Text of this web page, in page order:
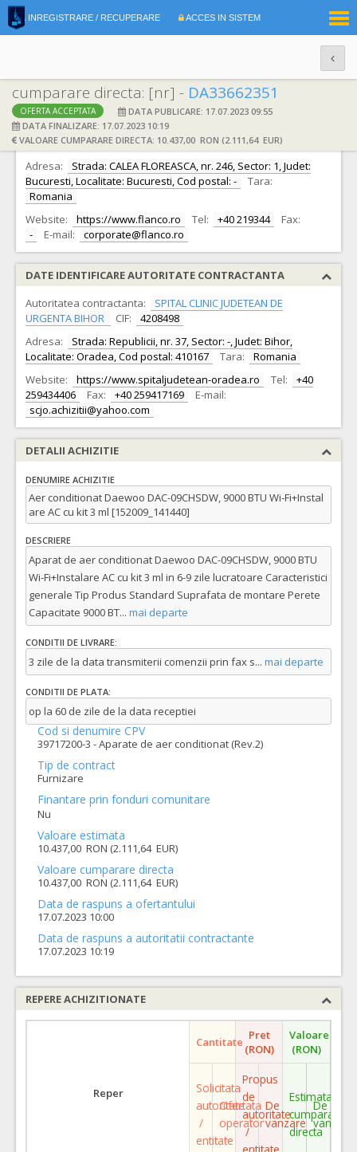
INREGISTRARE / RECUPERARE ACCES IN SISTEM
cumparare directa: [nr] - DA33662351
OFERTA ACCEPTATA
DATA PUBLICARE: 17.07.2023 09:55
DATA FINALIZARE: 17.07.2023 10:19
VALOARE CUMPARARE DIRECTA: 10.437,00 RON (2.111,64 EUR)
DATE IDENTIFICARE OFERTANT
Ofertant: S.C. FLANCO RETAIL S.A. CIF: 27698631
Adresa:
Strada: CALEA FLOREASCA, nr. 246, Sector: 1, Judet:
Bucuresti, Localitate: Bucuresti, Cod postal: -
Tara:
Romania
Website:
https://www.flanco.ro Tel: +40 219344
Fax:
-
E-mail: corporate@flanco.ro
DATE IDENTIFICARE AUTORITATE CONTRACTANTA
Autoritatea contractanta:
SPITAL CLINIC JUDETEAN DE
URGENTA BIHOR
CIF:
4208498
Adresa:
Strada: Republicii, nr. 37, Sector: -, Judet: Bihor,
Localitate: Oradea, Cod postal: 410167
Tara:
Romania
Website:
https://www.spitaljudetean-oradea.ro Tel:
+40
259434406
Fax: +40 259417169
E-mail:
scjo.achizitii@yahoo.com
DETALII ACHIZITIE
DENUMIRE ACHIZITIE
Aer conditionat Daewoo DAC-09CHSDW, 9000 BTU Wi-Fi+Instal
are AC cu kit 3 ml [152009_141440]
DESCRIERE
Aparat de aer conditionat Daewoo DAC-09CHSDW, 9000 BTU
Wi-Fi+Instalare AC cu kit 3 ml in 6-9 zile lucratoare Caracteristici
generale Tip Produs Standard Suprafata de montare Perete
Capacitate 9000 BT... mai departe
CONDITII DE LIVRARE:
3 zile de la data transmiterii comenzii prin fax s... mai departe
CONDITII DE PLATA:
op la 60 de zile de la data receptiei
Cod si denumire CPV
39717200-3 - Aparate de aer conditionat (Rev.2)
Tip de contract
Furnizare
Finantare prin fonduri comunitare
Nu
Valoare estimata
10.437,00 RON (2.111,64 EUR)
Valoare cumparare directa
10.437,00 RON (2.111,64 EUR)
Data de raspuns a ofertantului
17.07.2023 10:00
Data de raspuns a autoritatii contractante
17.07.2023 10:19
REPERE ACHIZITIONATE
Reper
Cantitate Pret
(RON)
Valoare
(RON)
Solicitata
autoritate
/
entitate
Ofertata
operator
Propus
de
autoritate
/
entitate
De
vanzare
Estimata
cumparare
directa
De
vanzare